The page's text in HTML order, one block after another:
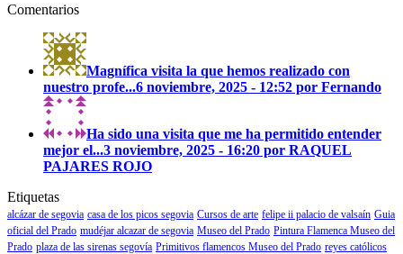
Comentarios
Magnífica visita la que hemos realizado con
nuestro profe...6 noviembre, 2025 - 12:52 por Fernando
Ha sido una visita que me ha permitido entender
mejor el...3 noviembre, 2025 - 16:20 por RAQUEL
PAJARES ROJO
Etiquetas
alcázar de segovia casa de los picos segovia Cursos de arte felipe ii palacio de valsaín Guia
oficial del Prado mudéjar alcazar de segovia Museo del Prado Pintura Flamenca Museo del
Prado plaza de las sirenas segovía Primitivos flamencos Museo del Prado reyes católicos